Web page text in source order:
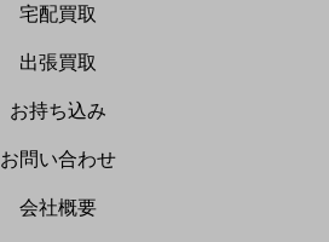
宅配買取
出張買取
お持ち込み
お問い合わせ
会社概要